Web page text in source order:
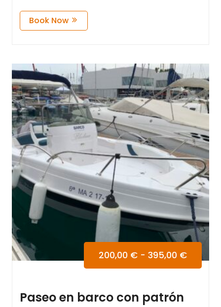
Book Now
200,00 € - 395,00 €
Paseo en barco con patrón